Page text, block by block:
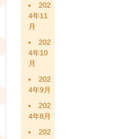
202
4年11
月
202
4年10
月
202
4年9月
202
4年8月
202